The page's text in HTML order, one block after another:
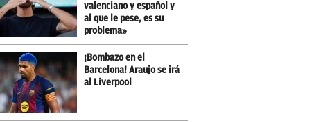
valenciano y español y
al que le pese, es su
problema»
¡Bombazo en el
Barcelona! Araujo se irá
al Liverpool